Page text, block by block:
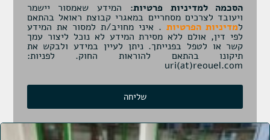
הסכמה למדיניות פרטיות: המידע שאמסור יישמר
ויעובד לצרכים מסחריים במאגרי קבוצת ראואל בהתאם
למדיניות הפרטיות. איני מחויב/ת למסור את המידע
לפי דין, אולם ללא מסירת המידע לא נוכל ליצור עמך
קשר או לטפל בפנייתך. ניתן לעיין במידע ולבקש את
תיקונו בהתאם להוראות החוק. לפניות:
uri(at)reouel.com
שליחה